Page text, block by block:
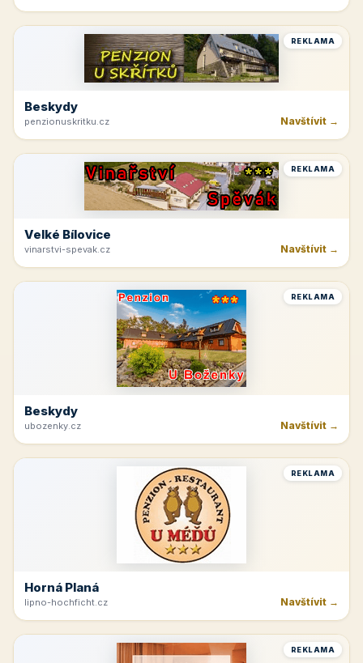
REKLAMA
Beskydy
penzionuskritku.cz Navštívit →
REKLAMA
Velké Bílovice
vinarstvi-spevak.cz Navštívit →
REKLAMA
Beskydy
ubozenky.cz Navštívit →
REKLAMA
Horná Planá
lipno-hochficht.cz Navštívit →
REKLAMA